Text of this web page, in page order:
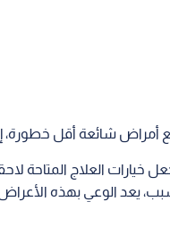
أمراض شائعة أقل خطورة،
خيارات العلاج المتاحة
يعد الوعي بهذه الأعراض